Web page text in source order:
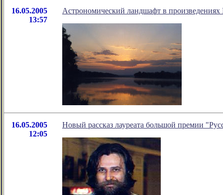
16.05.2005
13:57
Астрономический ландшафт в
16.05.2005
12:05
Новый рассказ лауреата большой премии